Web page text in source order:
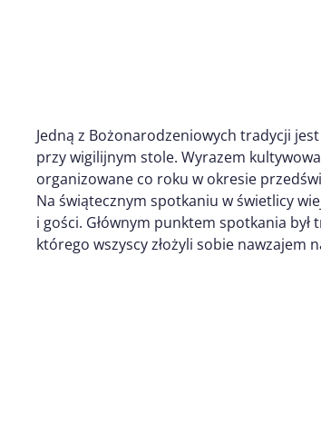
Jedną z Bożonarodzeniowych tradycji
przy wigilijnym stole. Wyrazem
organizowane co roku w okresie
Na świątecznym spotkaniu w świetlicy
i gości. Głównym punktem spotkania
którego wszyscy złożyli sobie nawzajem